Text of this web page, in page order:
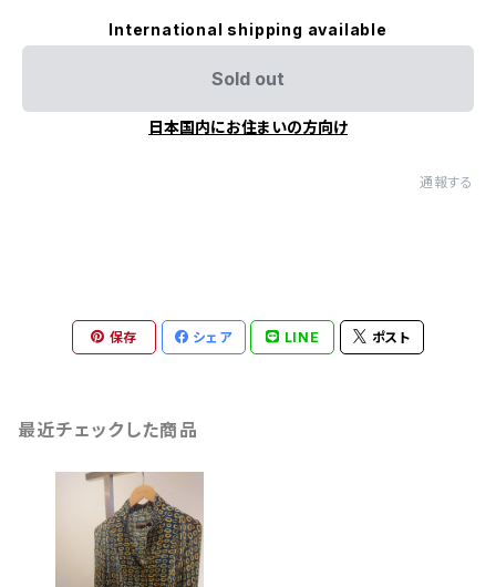
International shipping available
Sold out
日本国内にお住まいの方向け
通報する
保存 シェア LINE ポスト
最近チェックした商品